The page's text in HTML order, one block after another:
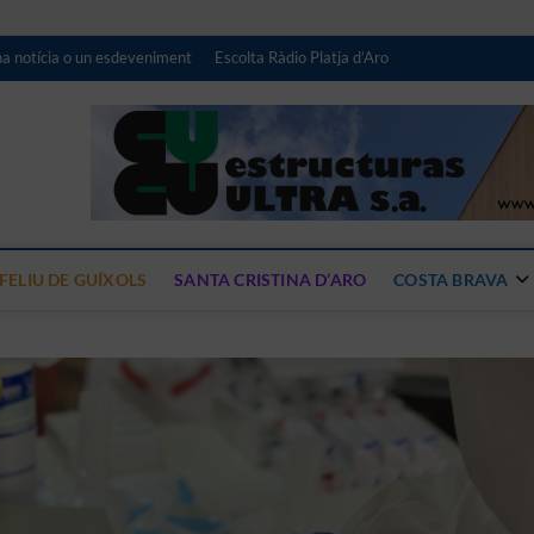
notícia o un esdeveniment Escolta Ràdio Platja d’Aro
digital de Ràdio Platja
DE LA COSTA BRAVA CENTRE
DE GUÍXOLS SANTA CRISTINA D’ARO COSTA BRAVA